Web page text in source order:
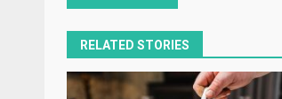
RELATED STORIES